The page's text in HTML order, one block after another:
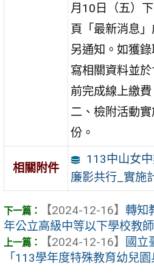
月10日（五）
頁「最新消息
另通知。如獲
寫相關資料並於
前完成線上繳費
二、檢附活動
份。
相關附件
113中山女
廉影共行_實施
【2024-12-16】 轉知
年公立高級中等以下學校教
【2024-12-16】
國立
「113學年度特殊教育幼兒